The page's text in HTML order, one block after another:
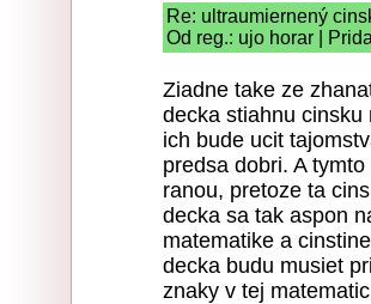
Re: ultraumiernený
Od reg.: ujo horar |
Ziadne take ze
decka stiahnu cinsku
ich bude ucit
predsa dobri. A
ranou, pretoze ta
decka sa tak aspon
matematike a
decka budu musiet
znaky v tej